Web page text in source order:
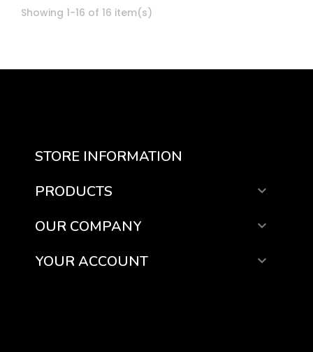
Showing 1-16 of 16 item(s)
STORE INFORMATION
PRODUCTS

OUR COMPANY 
YOUR ACCOUNT 